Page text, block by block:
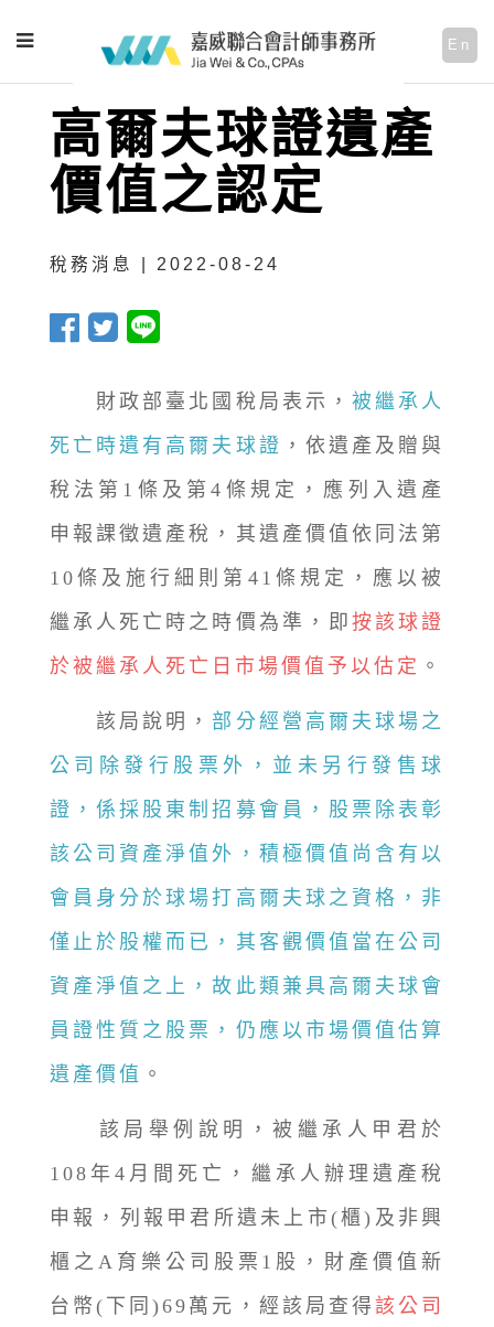
En
高爾夫球證遺產
價值之認定
稅務消息 | 2022-08-24
財政部臺北國稅局表示， 被繼承人
死亡時遺有高爾夫球證 ，依遺產及贈與
稅法第1條及第4條規定，應列入遺產
申報課徵遺產稅，其遺產價值依同法第
10條及施行細則第41條規定，應以被
繼承人死亡時之時價為準，即 按該球證
於被繼承人死亡日市場價值予以估定 。
該局說明， 部分經營高爾夫球場之
公司除發行股票外，並未另行發售球
證，係採股東制招募會員，股票除表彰
該公司資產淨值外，積極價值尚含有以
會員身分於球場打高爾夫球之資格，非
僅止於股權而已，其客觀價值當在公司
資產淨值之上，故此類兼具高爾夫球會
員證性質之股票，仍應以市場價值估算
遺產價值 。
該局舉例說明，被繼承人甲君於
108年4月間死亡，繼承人辦理遺產稅
申報，列報甲君所遺未上市(櫃)及非興
櫃之A育樂公司股票1股，財產價值新
台幣(下同)69萬元，經該局查得該公司